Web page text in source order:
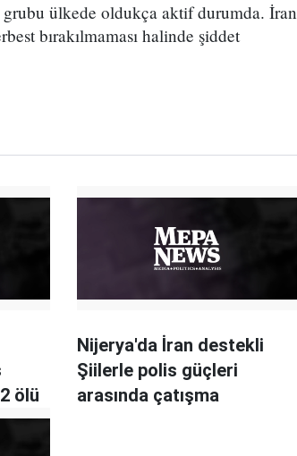
ülkede oldukça aktif durumda. İran
bırakılmaması halinde şiddet
ölü
Nijerya'da İran destekli
Şiilerle polis güçleri
arasında çatışma